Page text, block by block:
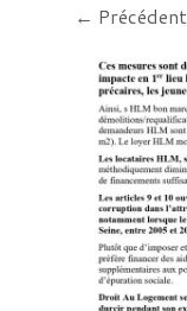
← Précédent